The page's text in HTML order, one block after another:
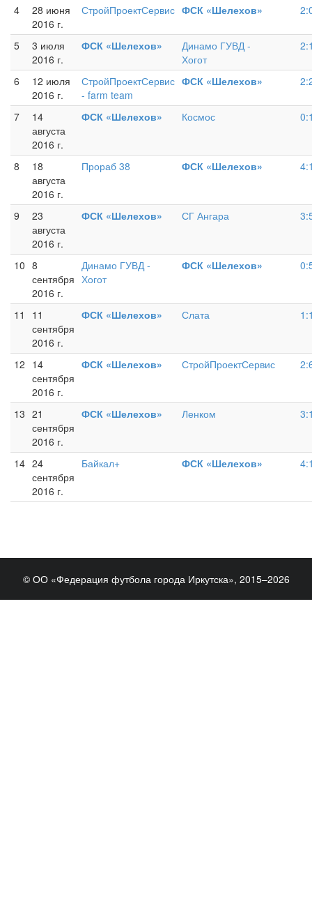
4
28 июня
2016 г.
СтройПроектСервис ФСК «Шелехов»
5
3 июля
2016 г.
ФСК «Шелехов»
Динамо ГУВД -
Хогот
6
12 июля
2016 г.
СтройПроектСервис
- farm team
ФСК «Шелехов»
7
14
августа
2016 г.
ФСК «Шелехов» Космос
8
18
августа
2016 г.
Прораб 38 ФСК «Шелехов»
9
23
августа
2016 г.
ФСК «Шелехов» СГ Ангара
10 8
сентября
2016 г.
Динамо ГУВД -
Хогот
ФСК «Шелехов»
11
11
сентября
2016 г.
ФСК «Шелехов» Слата
12 14
сентября
2016 г.
ФСК «Шелехов» СтройПроектСервис
13 21
сентября
2016 г.
ФСК «Шелехов» Ленком
14 24
сентября
2016 г.
Байкал+ ФСК «Шелехов»
© ОО «Федерация футбола города Иркутска», 2015–2026